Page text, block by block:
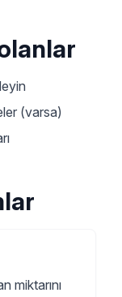
(varsa)
miktarını